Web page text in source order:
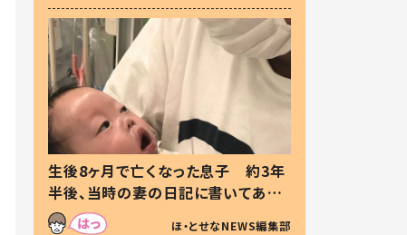
生後8ヶ月で亡くなった息子 約3年
半後、当時の妻の日記に書いてあっ
た本音とは
ほ・とせなNEWS編集部